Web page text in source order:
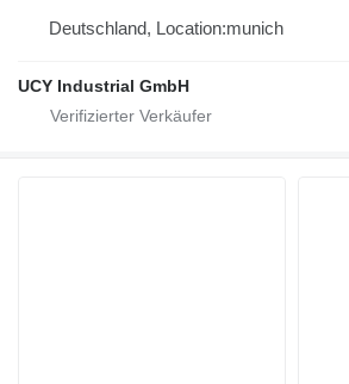
Deutschland, Location:munich
UCY Industrial GmbH